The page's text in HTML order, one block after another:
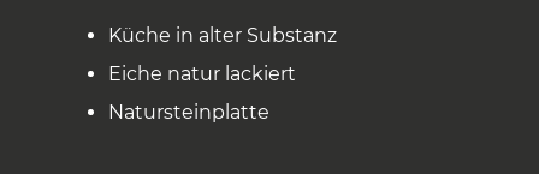
Küche in alter Substanz
Eiche natur lackiert
Natursteinplatte